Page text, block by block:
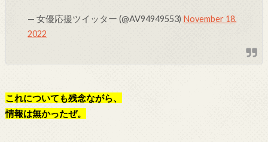
— 女優応援ツイッター (@AV94949553) November 18,
2022
これについても残念ながら、
情報は無かったぜ。